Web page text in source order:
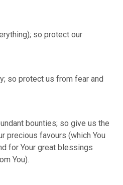
so protect our
so protect us from fear and
bounties; so give us the
precious favours (which You
for Your great blessings
You).